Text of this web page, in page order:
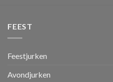
FEEST
Feestjurken
Avondjurken